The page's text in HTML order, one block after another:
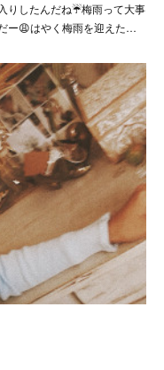
りしたんだね☔️梅雨って大事
ー😩はやく梅雨を迎えた…